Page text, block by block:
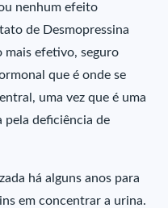
nenhum efeito
de Desmopressina
mais efetivo, seguro
que é onde se
uma vez que é uma
pela deficiência de
há alguns anos para
em concentrar a urina.